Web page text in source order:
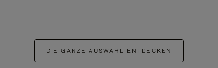
DIE GANZE AUSWAHL ENTDECKEN